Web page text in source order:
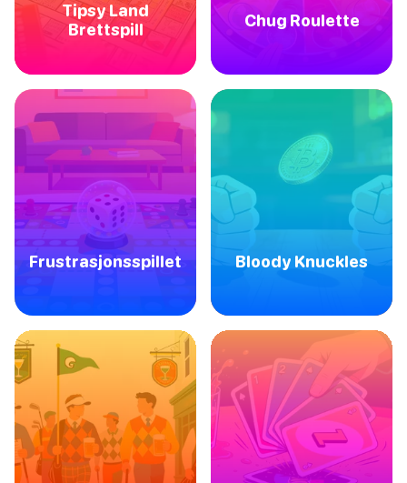
Tipsy Land
Brettspill
Chug Roulette
Frustrasjonsspillet Bloody Knuckles